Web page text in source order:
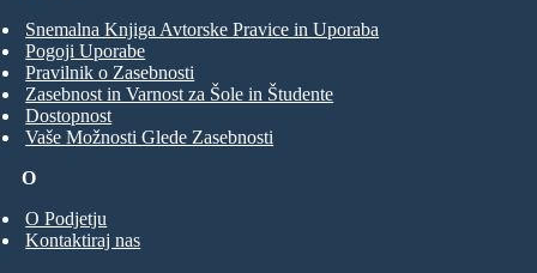
O
O Podjetju
Kontaktiraj nas
Snemalna Knjiga Avtorske Pravice in Uporaba
Pogoji Uporabe
Pravilnik o Zasebnosti
Zasebnost in Varnost za Šole in Študente
Dostopnost
Vaše Možnosti Glede Zasebnosti